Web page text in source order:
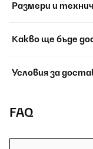
Размери и
Какво ще бъде
Условия за
FAQ